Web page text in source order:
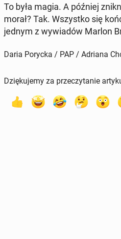
To była magia. A później
morał? Tak. Wszys­tko się
jednym z wywiadów Marlon
Daria Porycka / PAP / Adriana
Dziękujemy za przeczytanie